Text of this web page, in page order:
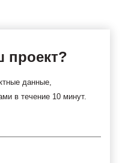
проект?
данные,
в течение 10 минут.